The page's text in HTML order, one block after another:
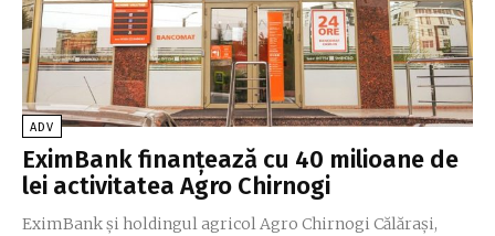
ADV
EximBank finanţează cu 40 milioane de
lei activitatea Agro Chirnogi
EximBank şi holdingul agricol Agro Chirnogi Călăraşi,